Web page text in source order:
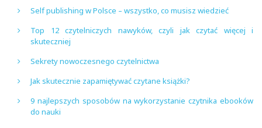
Self publishing w Polsce – wszystko, co musisz wiedzieć
Top 12 czytelniczych nawyków, czyli jak czytać więcej i
skuteczniej
Sekrety nowoczesnego czytelnictwa
Jak skutecznie zapamiętywać czytane książki?
9 najlepszych sposobów na wykorzystanie czytnika ebooków
do nauki